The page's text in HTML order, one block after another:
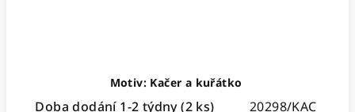
Motiv: Kačer a kuřátko
Doba dodání 1-2 týdny(2 ks) 20298/KAC